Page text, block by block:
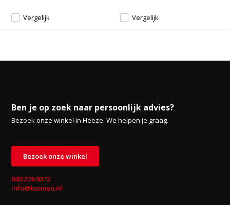
Vergelijk Vergelijk
Ben je op zoek naar persoonlijk advies?
Bezoek onze winkel in Heeze. We helpen je graag.
Bezoek onze winkel
040 226 0372
info@kunnen.nl